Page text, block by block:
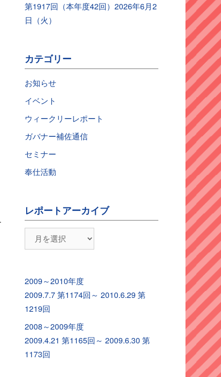
第1917回（本年度42回）2026年6月2
日（火）
カテゴリー
お知らせ
イベント
ウィークリーレポート
ガバナー補佐通信
セミナー
奉仕活動
レポートアーカイブ
ポ
イ
ブ
2009～2010年度
2009.7.7 第1174回～ 2010.6.29 第
1219回
2008～2009年度
2009.4.21 第1165回～ 2009.6.30 第
1173回